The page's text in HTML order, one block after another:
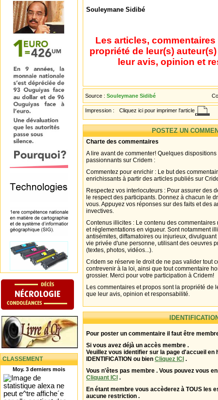
CLASSEMENT
Moy. 3 derniers mois
Souleymane Sidibé
Les articles,
propriété de leur(s)
leur avis, opinion et
Source : Souleymane Sidibé
Impression : Cliquez ici pour imprimer l'article
POSTEZ UN
Charte des commentaires
A lire avant de commenter! Quelques
passionnants sur Cridem :
Commentez pour enrichir : Le but des
enrichissants à partir des articles publiés sur
Respectez vos interlocuteurs : Pour assurer des
le respect des participants. Donnez à chacun le
vous. Appuyez vos réponses sur des faits et des
invectives.
Contenus illicites : Le contenu des
et réglementations en vigueur. Sont notamment
antisémites, diffamatoires ou injurieux,
vie privée d'une personne, utilisant des oeuvres
(textes, photos, vidéos...).
Cridem se réserve le droit de ne pas valider tout
contrevenir à la loi, ainsi que tout commentaire
grossier. Merci pour votre participation à Cridem!
Les commentaires et propos sont la propriété de
que leur avis, opinion et responsabilité.
Pour poster un commentaire il faut être
Si vous avez déjà un accès membre .
Veuillez vous identifier sur la page d'accueil en
IDENTIFICATION ou bien Cliquez ICI .
Vous n'êtes pas membre . Vous pouvez vous
Cliquant ICI .
En étant membre vous accèderez à TOUS les
aucune restriction .